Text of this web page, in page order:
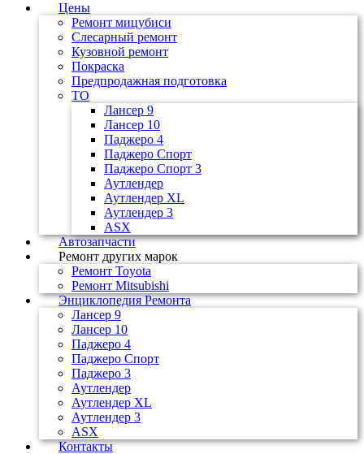
Цены
Ремонт мицубиси
Слесарный ремонт
Кузовной ремонт
Покраска
Предпродажная подготовка
ТО
Лансер 9
Лансер 10
Паджеро 4
Паджеро Спорт
Паджеро Спорт 3
Аутлендер
Аутлендер ХL
Аутлендер 3
ASX
Автозапчасти
Ремонт других марок
Ремонт Toyota
Ремонт Mitsubishi
Энциклопедия Ремонта
Лансер 9
Лансер 10
Паджеро 4
Паджеро Спорт
Паджеро 3
Аутлендер
Аутлендер ХL
Аутлендер 3
ASX
Контакты